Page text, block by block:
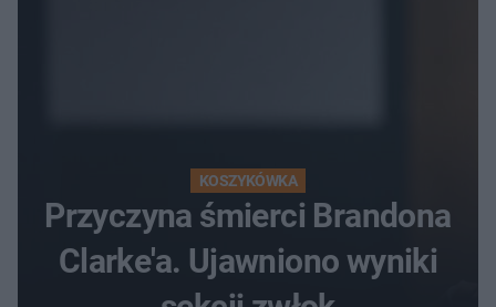
KOSZYKÓWKA
Przyczyna śmierci Brandona
Clarke'a. Ujawniono wyniki